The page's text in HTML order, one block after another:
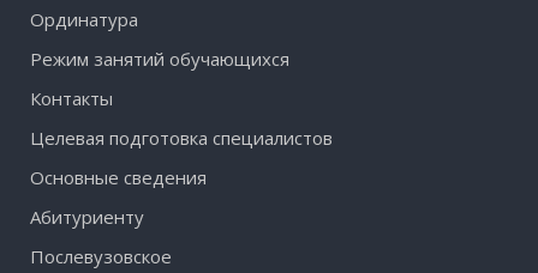
Ординатура
Режим занятий обучающихся
Контакты
Целевая подготовка специалистов
Основные сведения
Абитуриенту
Послевузовское